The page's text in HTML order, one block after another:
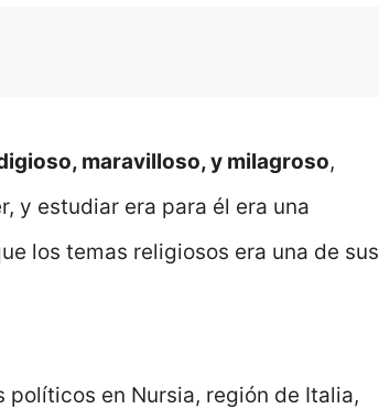
maravilloso, y milagroso,
y estudiar era para él era una
los temas religiosos era una de sus
políticos en Nursia, región de Italia,